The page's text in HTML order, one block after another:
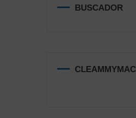
BUSCADOR
CLEAMMYMAC